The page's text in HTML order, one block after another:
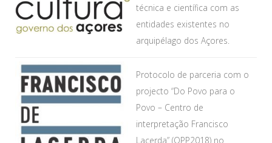
técnica e científica com as
entidades existentes no
arquipélago dos Açores.
Protocolo de parceria com o
projecto “Do Povo para o
Povo – Centro de
interpretação Francisco
Lacerda” (OPP2018) no